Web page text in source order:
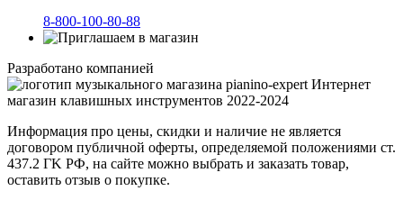
8-800-100-80-88
Разработано компанией
Интернет
магазин клавишных инструментов 2022-2024
Информация про цены, скидки и наличие не является
договором публичной оферты, определяемой положениями ст.
437.2 ГK РФ, на сайте можно выбрать и заказать товар,
оставить отзыв о покупке.